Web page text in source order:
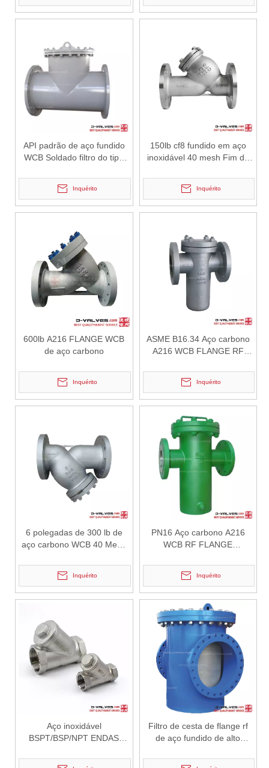
Por que os sistemas marítimos confiam nas válvulas gaveta C95800
Os sistemas de engenharia naval operam em alguns dos
J-VALVES fabricante de válvula borboleta wafer lug, válvula
2026-06-30
Em sistemas de tubulações industriais, a proteção de
2026-06-29
IntroduçãoEm modernos sistemas de tubulações industriais, o
API padrão de aço fundido
WCB Soldado filtro do tipo
Inquérito
150lb cf8 fundido em aço
inoxidável 40 mesh Fim do
Inquérito
600lb A216 FLANGE WCB
de aço carbono
Inquérito
ASME B16.34 Aço carbono
A216 WCB FLANGE RF
Inquérito
6 polegadas de 300 lb de
aço carbono WCB 40 Mesh
Inquérito
PN16 Aço carbono A216
WCB RF FLANGE
Inquérito
Aço inoxidável
BSPT/BSP/NPT ENDAS
Filtro de cesta de flange rf
de aço fundido de alto